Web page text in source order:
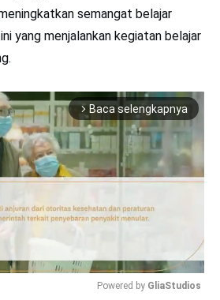
semangat belajar
yang menjalankan kegiatan belajar
arrow_forward_ios Baca selengkapnya
Powered by GliaStudios